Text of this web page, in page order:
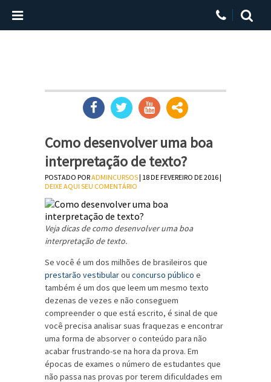
Como desenvolver uma boa
interpretação de texto?
POSTADO PORADMINCURSOS| 18 DE FEVEREIRO DE 2016 |
DEIXE AQUI SEU COMENTÁRIO
Veja dicas de como desenvolver uma boa
interpretação de texto.
Se você é um dos milhões de brasileiros que
prestarão vestibularou concurso público e
também é um dos que leem um mesmo texto
dezenas de vezes e não conseguem
compreender o que está escrito, é sinal de que
você precisa analisar suas fraquezas e encontrar
uma forma de absorver o conteúdo para não
acabar frustrando-se na hora da prova. Em
épocas de exames o número de estudantes que
não passa nas provas por terem dificuldades em